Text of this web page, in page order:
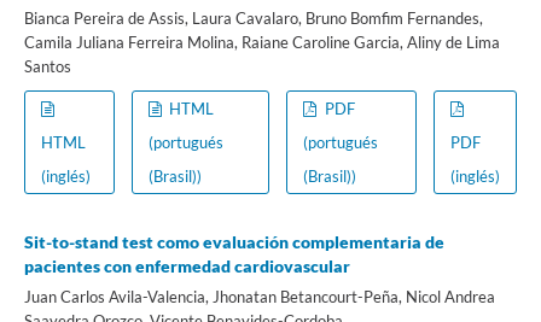
Bianca Pereira de Assis, Laura Cavalaro, Bruno Bomfim Fernandes,
Camila Juliana Ferreira Molina, Raiane Caroline Garcia, Aliny de Lima
Santos
HTML
(inglés)
HTML
(portugués
(Brasil))
PDF
(portugués
(Brasil))
PDF
(inglés)
Sit-to-stand test como evaluación complementaria de
pacientes con enfermedad cardiovascular
Juan Carlos Avila-Valencia, Jhonatan Betancourt-Peña, Nicol Andrea